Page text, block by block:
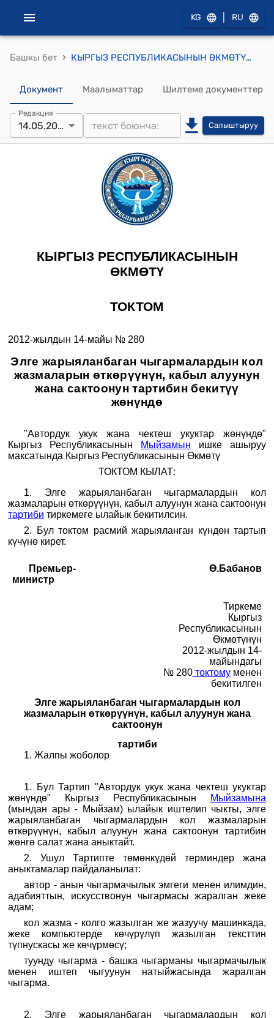
KG RU
Башкы бет › КЫРГЫЗ РЕСПУБЛИКАСЫНЫН ӨКМӨТҮНҮН 2012-жылдын 14-майындагы № 280 "" токтому
Документ Маалыматтар Шилтеме документтер
Редакция
14.05.2012 Салыштыруу